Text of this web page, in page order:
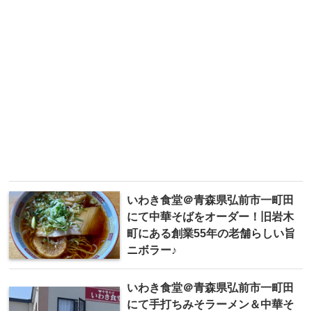
いわき食堂＠青森県弘前市一町田
にて中華そばをオーダー！旧岩木
町にある創業55年の老舗らしい旨
ニボラー♪
いわき食堂＠青森県弘前市一町田
にて手打ちみそラーメン＆中華そ